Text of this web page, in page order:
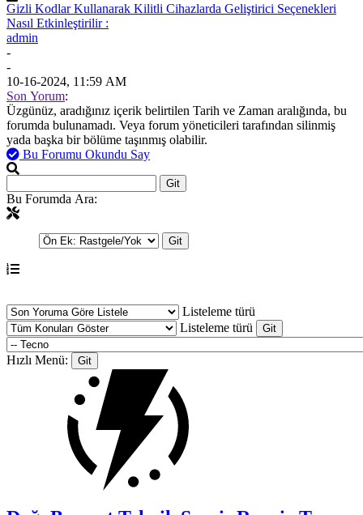
Gizli Kodlar Kullanarak Kilitli Cihazlarda Geliştirici Seçenekleri
Nasıl Etkinleştirilir :
admin
-
-
10-16-2024, 11:59 AM
Son Yorum:
Üzgünüz, aradığınız içerik belirtilen Tarih ve Zaman aralığında, bu
forumda bulunamadı. Veya forum yöneticileri tarafından silinmiş
yada başka bir bölüme taşınmış olabilir.
Bu Forumu Okundu Say
Bu Forumda Ara:
Listeleme türü
Listeleme türü
Hızlı Menü: